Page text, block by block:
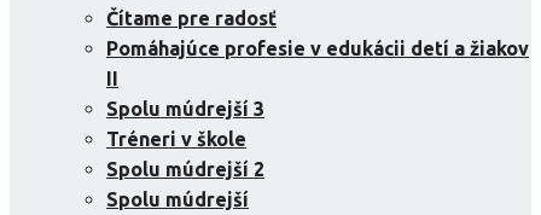
Čítame pre radosť
Pomáhajúce profesie v edukácii detí a žiakov
II
Spolu múdrejší 3
Tréneri v škole
Spolu múdrejší 2
Spolu múdrejší